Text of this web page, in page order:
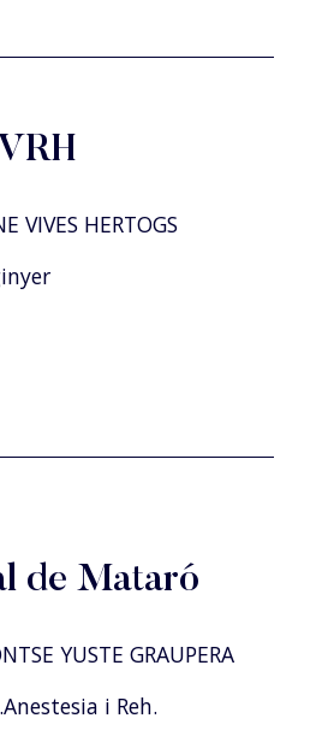
VIVES HERTOGS
de Mataró
YUSTE GRAUPERA
i Reh.